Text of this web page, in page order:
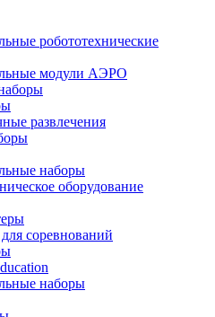
робототехнические
модули АЭРО
развлечения
наборы
оборудование
соревнований
наборы